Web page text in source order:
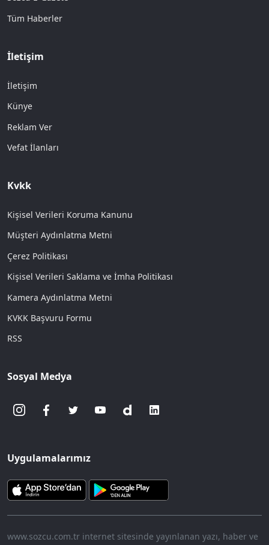
Tüm Haberler
İletişim
İletişim
Künye
Reklam Ver
Vefat İlanları
Kvkk
Kişisel Verileri Koruma Kanunu
Müşteri Aydınlatma Metni
Çerez Politikası
Kişisel Verileri Saklama ve İmha Politikası
Kamera Aydınlatma Metni
KVKK Başvuru Formu
RSS
Sosyal Medya
Uygulamalarımız
www.sozcu.com.tr internet sitesinde yayınlanan yazı, haber ve